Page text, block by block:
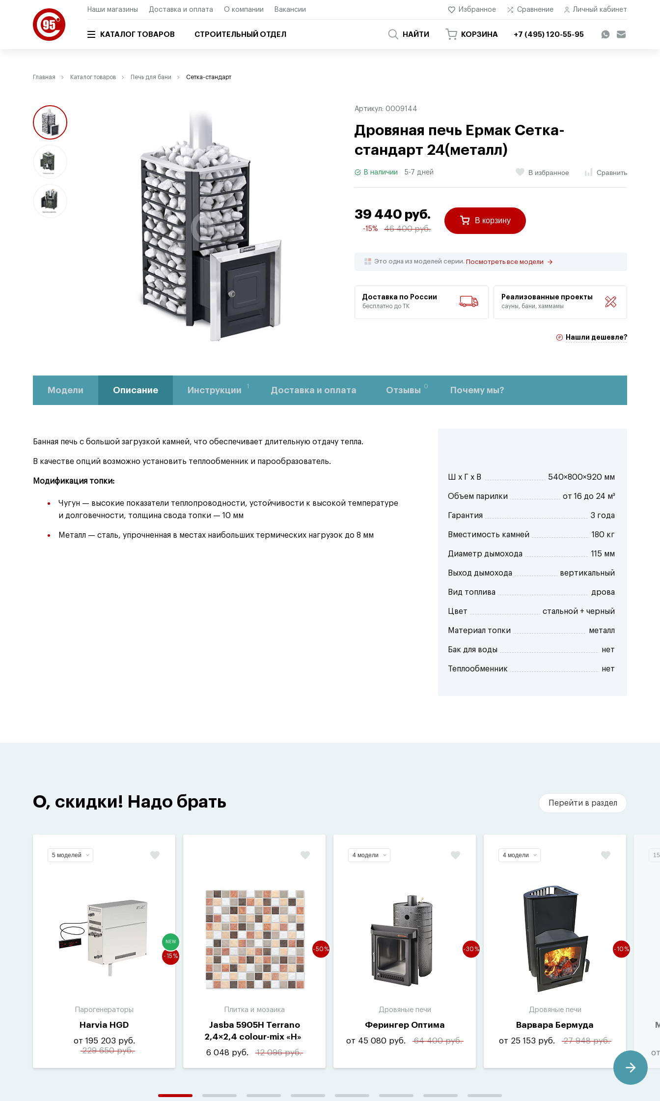
Наши магазины Доставка и оплата О компании Вакансии Избранное Сравнение Личный кабинет
КАТАЛОГ ТОВАРОВ СТРОИТЕЛЬНЫЙ ОТДЕЛ НАЙТИ КОРЗИНА +7 (495) 120-55-95
Главная Каталог товаров Печь для бани Сетка-стандарт
Артикул: 0009144
Дровяная печь Ермак Сетка-
стандарт 24(металл)
В наличии 5-7 дней В избранное Сравнить
39 440 руб.
-15% 46 400 руб.
В корзину
Это одна из моделей серии. Посмотреть все модели
Доставка по России
бесплатно до ТК
Реализованные проекты
сауны, бани, хаммамы
Нашли дешевле?
Модели Описание Инструкции 1 Доставка и оплата Отзывы 0 Почему мы?
Банная печь с большой загрузкой камней, что обеспечивает длительную отдачу тепла.
В качестве опций возможно установить теплообменник и парообразователь.
Модификация топки:
Чугун — высокие показатели теплопроводности, устойчивости к высокой температуре
и долговечности, толщина свода топки — 10 мм
Металл — сталь, упрочненная в местах наибольших термических нагрузок до 8 мм
Ш x Г x В 540×800×920 мм
Объем парилки от 16 до 24 м³
Гарантия 3 года
Вместимость камней 180 кг
Диаметр дымохода 115 мм
Выход дымохода вертикальный
Вид топлива дрова
Цвет стальной + черный
Материал топки металл
Бак для воды нет
Теплообменник нет
О, скидки! Надо брать Перейти в раздел
5 моделей
NEW
-15%
Парогенераторы
Harvia HGD
от 195 203 руб.
229 650 руб.
-50%
Плитка и мозаика
Jasba 5905H Terrano
2,4×2,4 colour-mix « H»
10шт-1м²)
6 048 руб. 12 096 руб.
4 модели
-30%
Дровяные печи
Ферингер Оптима
от 45 080 руб.
64 400 руб.
4 модели
-10%
Дровяные печи
Варвара Бермуда
от 25 153 руб.
27 948 руб.